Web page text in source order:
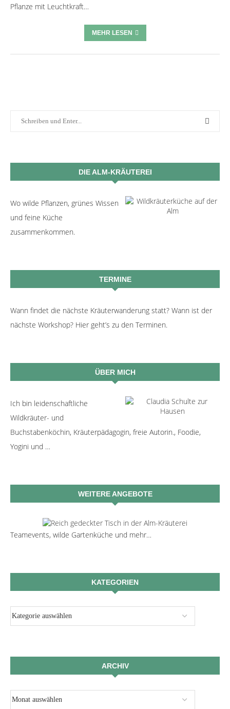
Pflanze mit Leuchtkraft…
MEHR LESEN
DIE ALM-KRÄUTEREI
Wo wilde Pflanzen, grünes Wissen
und feine Küche
zusammenkommen.
TERMINE
Wann findet die nächste Kräuterwanderung statt? Wann ist der
nächste Workshop? Hier geht’s zu den Terminen.
ÜBER MICH
Ich bin leidenschaftliche
Wildkräuter- und
Buchstabenköchin, Kräuterpädagogin, freie Autorin., Foodie,
Yogini und …
WEITERE ANGEBOTE
Teamevents, wilde Gartenküche und mehr…
KATEGORIEN
ARCHIV